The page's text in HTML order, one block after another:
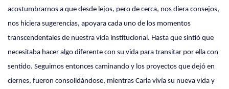
acostumbrarnos a que desde lejos, pero de cerca, nos diera consejos,
nos hiciera sugerencias, apoyara cada uno de los momentos
transcendentales de nuestra vida institucional. Hasta que sintió que
necesitaba hacer algo diferente con su vida para transitar por ella con
sentido. Seguimos entonces caminando y los proyectos que dejó en
ciernes, fueron consolidándose, mientras Carla vivía su nueva vida y